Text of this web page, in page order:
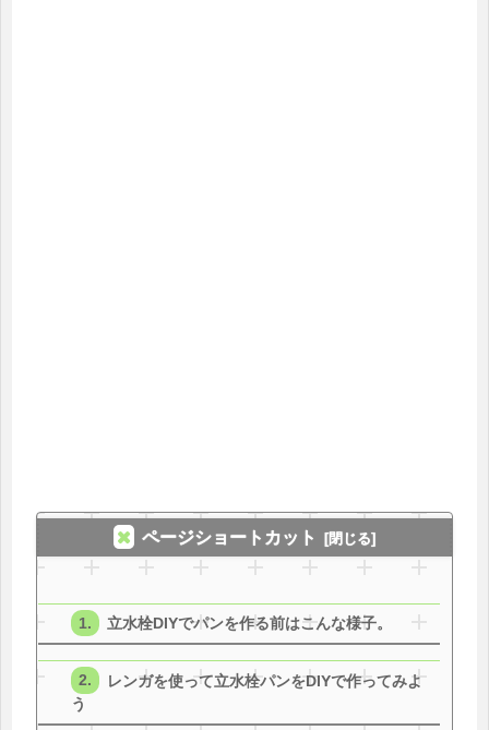
ページショートカット
立水栓DIYでパンを作る前はこんな様子。
レンガを使って立水栓パンをDIYで作ってみよ
う